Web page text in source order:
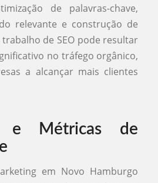
de palavras-chave,
relevante e construção de
de SEO pode resultar
no tráfego orgânico,
a alcançar mais clientes
e Métricas de
em Novo Hamburgo